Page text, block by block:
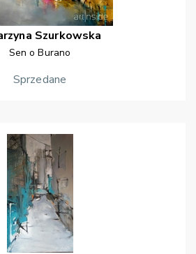
Szurkowska
Sen o Burano
Sprzedane